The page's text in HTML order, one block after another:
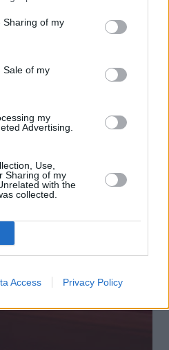
Sharing of my
Sale of my
my
Advertising.
Use,
Sharing of my
with the
collected.
Access Privacy Policy
Watykan
nowego